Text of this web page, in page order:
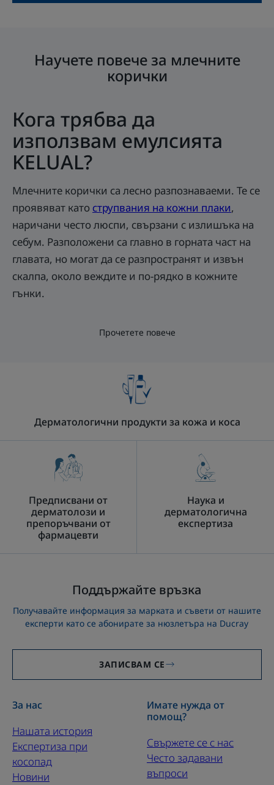
Научете повече за млечните
корички
Кога трябва да
използвам емулсията
KELUAL?
Млечните корички са лесно разпознаваеми. Те се
проявяват като струпвания на кожни плаки,
наричани често люспи, свързани с излишъка на
себум. Разположени са главно в горната част на
главата, но могат да се разпространят и извън
скалпа, около веждите и по-рядко в кожните
гънки.
Прочетете повече
Дерматологични продукти за кожа и коса
Предписвани от
дерматолози и
препоръчвани от
фармацевти
Наука и
дерматологична
експертиза
Поддържайте връзка
Получавайте информация за марката и съвети от нашите
експерти като се абонирате за нюзлетъра на Ducray
ЗАПИСВАМ СЕ
За нас
Нашата история
Експертиза при
косопад
Новини
Имате нужда от
помощ?
Свържете се с нас
Често задавани
въпроси